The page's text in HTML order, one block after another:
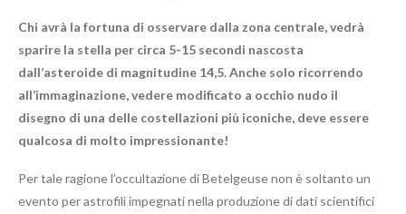
Chi avrà la fortuna di osservare dalla zona centrale, vedrà
sparire la stella per circa 5-15 secondi nascosta
dall’asteroide di magnitudine 14,5. Anche solo ricorrendo
all’immaginazione, vedere modificato a occhio nudo il
disegno di una delle costellazioni più iconiche, deve essere
qualcosa di molto impressionante!
Per tale ragione l’occultazione di Betelgeuse non è soltanto un
evento per astrofili impegnati nella produzione di dati scientifici